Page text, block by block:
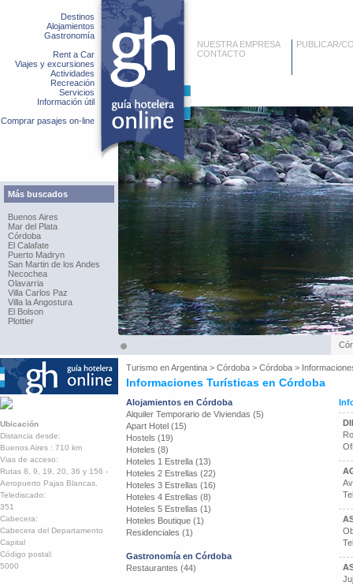
Destinos
Alojamientos
Gastronomía
Rent a Car
Viajes y excursiones
Actividades
Recreación
Servicios
Información útil
Comprar pasajes on-line
Más buscados
Buenos Aires
Mar del Plata
Córdoba
El Calafate
Puerto Madryn
San Martin de los Andes
Necochea
Olavarria
Villa Carlos Paz
Villa la Angostura
El Bolson
Plottier
NUESTRA EMPRESA
CONTACTO
PUBLICAR/
Turismo enArgentina > Córdoba > Córdoba >
Informaciones Turísticas en Córdoba
Ubicación
Distancia desde:
Buenos Aires : 710 km
Vias de acceso:
Rutas 8, 9, 19, 20, 36 y 156 -
Aeropuerto Pajas Blancas.
Telediscado:
351
Cabecera:
Cabecera del Departamento
Capital
Código postal:
5000
Alojamientos en Córdoba
Alquiler Temporario de Viviendas (5)
Apart Hotel (15)
Hostels (19)
Hoteles (8)
Hoteles 1 Estrella (13)
Hoteles 2 Estrellas (22)
Hoteles 3 Estrellas (16)
Hoteles 4 Estrellas (8)
Hoteles 5 Estrellas (1)
Hoteles Boutique (1)
Residenciales (1)
Gastronomía en Córdoba
Restaurantes (44)